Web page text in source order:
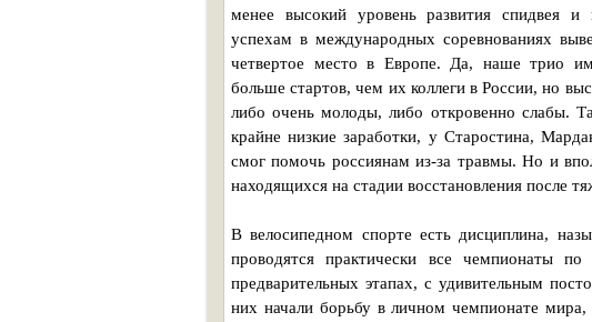
менее высокий уровень развития спидвея и
успехам в международных соревнованиях
четвертое место в Европе. Да, наше трио
больше стартов, чем их коллеги в России, но
либо очень молоды, либо откровенно слабы.
крайне низкие заработки, у Старостина,
смог помочь россиянам из-за травмы. Но и
находящихся на стадии восстановления после
В велосипедном спорте есть дисциплина,
проводятся практически все чемпионаты
предварительных этапах, с удивительным
них начали борьбу в личном чемпионате